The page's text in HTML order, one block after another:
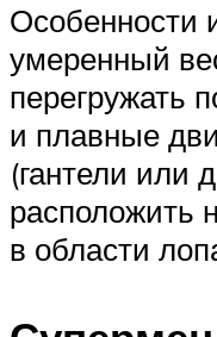
Особенности
умеренный
перегружать
и плавные
(гантели или
расположить
в области